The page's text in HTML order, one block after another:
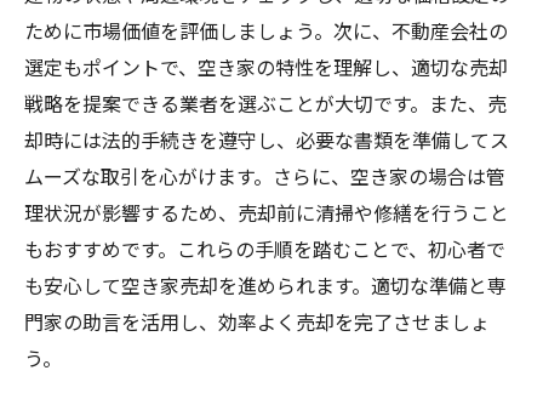
ために市場価値を評価しましょう。次に、不動産会社の
選定もポイントで、空き家の特性を理解し、適切な売却
戦略を提案できる業者を選ぶことが大切です。また、売
却時には法的手続きを遵守し、必要な書類を準備してス
ムーズな取引を心がけます。さらに、空き家の場合は管
理状況が影響するため、売却前に清掃や修繕を行うこと
もおすすめです。これらの手順を踏むことで、初心者で
も安心して空き家売却を進められます。適切な準備と専
門家の助言を活用し、効率よく売却を完了させましょ
う。